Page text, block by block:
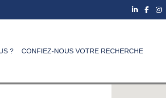
? CONFIEZ-NOUS VOTRE RECHERCHE